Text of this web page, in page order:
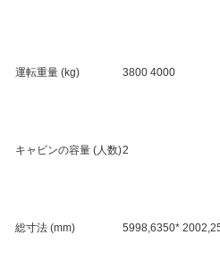
運転重量 (kg) 3800 4000
キャビンの容量 (人数)2
総寸法 (mm) 5998,6350*